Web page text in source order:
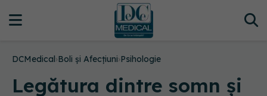
DCMedical›Boli și Afecțiuni›Psihologie
Legătura dintre somn și